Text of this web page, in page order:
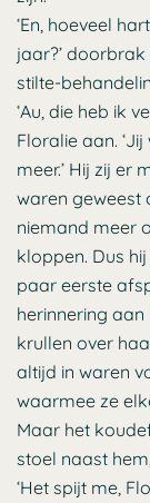
‘En, hoeveel
jaar?’
stilte-
‘Au, die heb ik
Floralie aan.
meer.’ Hij zij er
waren geweest
niemand meer
kloppen. Dus
paar eerste
herinnering
krullen over
altijd in waren
waarmee ze
Maar het
stoel naast
‘Het spijt me,